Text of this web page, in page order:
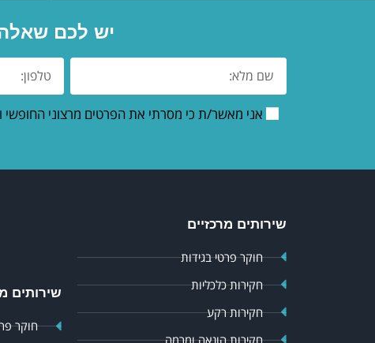
יש לכם
אני מאשר/ת כי מסרתי את הפרטים מרצוני
שירותים מרכזיים
חוקר פרטי בגידות
חקירות כלכליות
חקירות רקע
חקירות הונאה ומרמה
שירותים
חוקר